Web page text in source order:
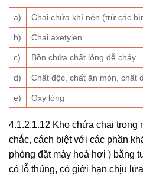
a) Chai chứa khí nén (trừ các
b) Chai axetylen
c) Bồn chứa chất lỏng dễ cháy
d) Chất độc, chất ăn mòn, chất
e) Oxy lỏng
4.1.2.1.12 Kho chứa chai
chắc, cách biệt với các phần
phòng đặt máy hoá hơi ) bằng
có lỗ thủng, có giới hạn chịu